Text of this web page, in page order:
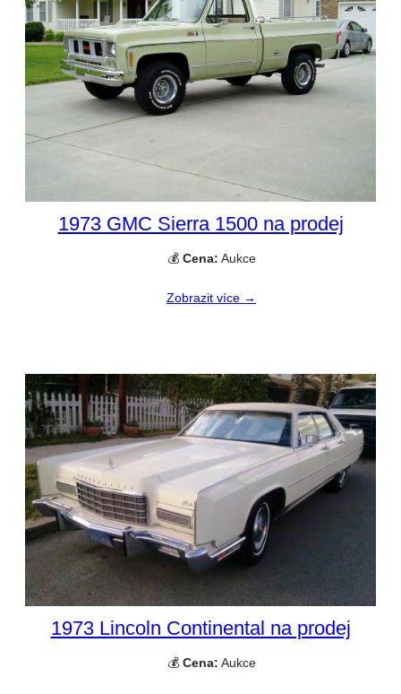
1973 GMC Sierra 1500 na prodej
💰 Cena: Aukce
Zobrazit více →
1973 Lincoln Continental na prodej
💰 Cena: Aukce